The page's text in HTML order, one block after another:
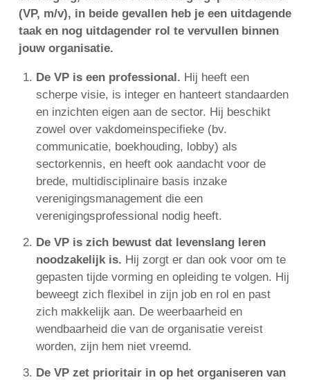
(VP, m/v), in beide gevallen heb je een uitdagende
taak en nog uitdagender rol te vervullen binnen
jouw organisatie.
De VP is een professional. Hij heeft een
scherpe visie, is integer en hanteert standaarden
en inzichten eigen aan de sector. Hij beschikt
zowel over vakdomeinspecifieke (bv.
communicatie, boekhouding, lobby) als
sectorkennis, en heeft ook aandacht voor de
brede, multidisciplinaire basis inzake
verenigingsmanagement die een
verenigingsprofessional nodig heeft.
De VP is zich bewust dat levenslang leren
noodzakelijk is. Hij zorgt er dan ook voor om te
gepasten tijde vorming en opleiding te volgen. Hij
beweegt zich flexibel in zijn job en rol en past
zich makkelijk aan. De weerbaarheid en
wendbaarheid die van de organisatie vereist
worden, zijn hem niet vreemd.
De VP zet prioritair in op het organiseren van